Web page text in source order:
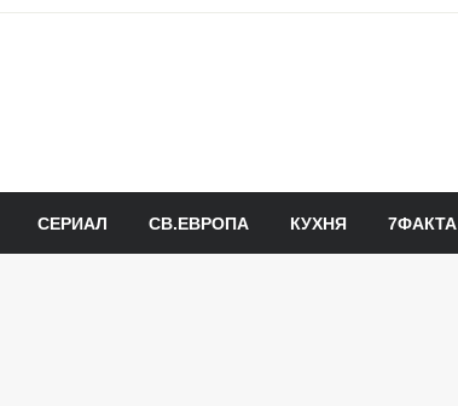
СЕРИАЛ СВ.ЕВРОПА КУХНЯ 7ФАКТА